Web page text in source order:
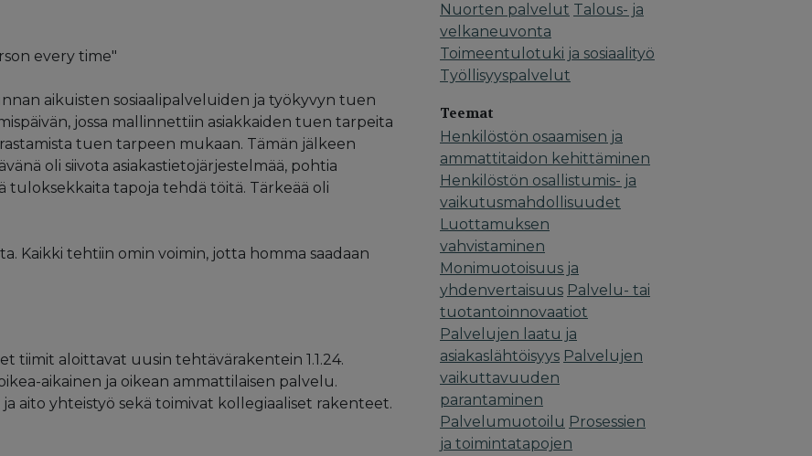
every time"
aikuisten sosiaalipalveluiden ja työkyvyn tuen
jossa mallinnettiin asiakkaiden tuen tarpeita
tuen tarpeen mukaan. Tämän jälkeen
oli siivota asiakastietojärjestelmää, pohtia
tuloksekkaita tapoja tehdä töitä. Tärkeää oli
Kaikki tehtiin omin voimin, jotta homma saadaan
tiimit aloittavat uusin tehtävärakentein 1.1.24.
aikainen ja oikean ammattilaisen palvelu.
aito yhteistyö sekä toimivat kollegiaaliset rakenteet.
Nuorten palvelut Talous- ja
velkaneuvonta
Toimeentulotuki ja sosiaalityö
Työllisyyspalvelut
Teemat
Henkilöstön osaamisen ja
ammattitaidon kehittäminen
Henkilöstön osallistumis- ja
vaikutusmahdollisuudet
Luottamuksen
vahvistaminen
Monimuotoisuus ja
yhdenvertaisuus Palvelu- tai
tuotantoinnovaatiot
Palvelujen laatu ja
asiakaslähtöisyys Palvelujen
vaikuttavuuden
parantaminen
Palvelumuotoilu Prosessien
ja toimintatapojen